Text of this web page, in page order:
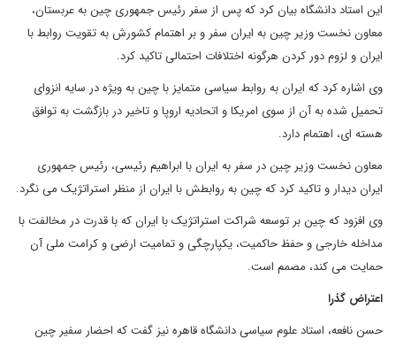
این استاد دانشگاه بیان کرد که پس از سفر رئیس جمهوری چین به عربستان،
معاون نخست وزیر چین به ایران سفر و بر اهتمام کشورش به تقویت روابط با
ایران و لزوم دور کردن هرگونه اختلافات احتمالی تاکید کرد.
وی اشاره کرد که ایران به روابط سیاسی متمایز با چین به ویژه در سایه انزوای
تحمیل شده به آن از سوی امریکا و اتحادیه اروپا و تاخیر در بازگشت به توافق
هسته ای، اهتمام دارد.
معاون نخست وزیر چین در سفر به ایران با ابراهیم رئیسی، رئیس جمهوری
ایران دیدار و تاکید کرد که چین به روابطش با ایران از منظر استراتژیک می نگرد.
وی افزود که چین بر توسعه شراکت استراتژیک با ایران که با قدرت در مخالفت با
مداخله خارجی و حفظ حاکمیت، یکپارچگی و تمامیت ارضی و کرامت ملی آن
حمایت می کند، مصمم است.
اعتراض گذرا
حسن نافعه، استاد علوم سیاسی دانشگاه قاهره نیز گفت که احضار سفیر چین